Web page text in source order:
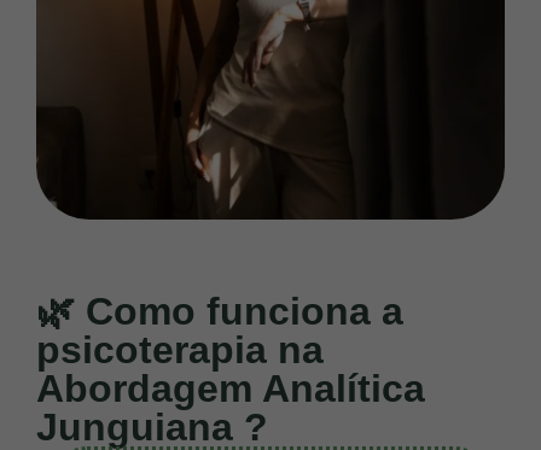
🌿 Como funciona a
psicoterapia na
Abordagem Analítica
Junguiana ?